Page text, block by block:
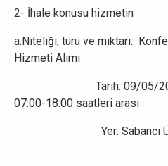
2- İhale konusu hizmetin
a.Niteliği, türü ve miktarı:
Hizmeti Alımı
Tarih: 09/05/2020
07:00-18:00 saatleri arası
Yer: